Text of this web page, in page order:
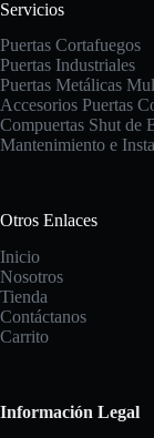
Servicios
Puertas Cortafuegos
Puertas Industriales
Puertas Metálicas
Accesorios Puertas
Compuertas Shut de
Mantenimiento e
Otros Enlaces
Inicio
Nosotros
Tienda
Contáctanos
Carrito
Información Legal